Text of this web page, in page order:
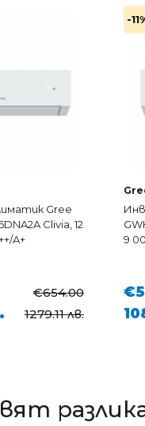
Gree
Clivia, 12
A+
€654.00
1279.11 лв.
-
9